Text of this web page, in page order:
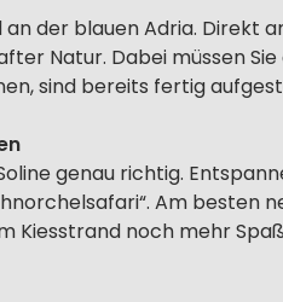
der blauen Adria. Direkt
Natur. Dabei müssen
sind bereits fertig
genau richtig.
Am besten
noch mehr